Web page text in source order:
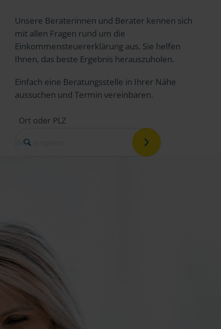
Unsere Beraterinnen und Berater kennen sich
mit allen Fragen rund um die
Einkommensteuererklärung aus. Sie helfen
Ihnen, das beste Ergebnis herauszuholen.
Einfach eine Beratungsstelle in Ihrer Nähe
aussuchen und Termin vereinbaren.
Ort oder PLZ